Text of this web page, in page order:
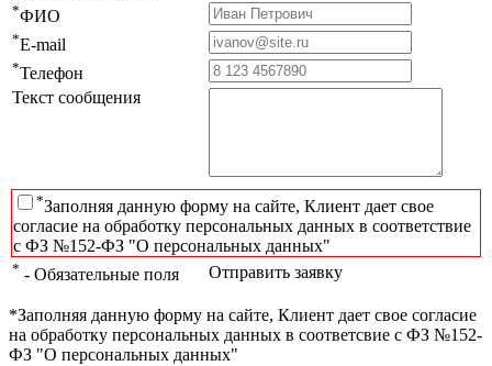
*ФИО
*E-mail
*Телефон
Текст сообщения
*Заполняя данную форму на сайте, Клиент дает свое
согласие на обработку персональных данных в соответствие
с ФЗ №152-ФЗ "О персональных данных"
* - Обязательные поля Отправить заявку
*Заполняя данную форму на сайте, Клиент дает свое согласие
на обработку персональных данных в соответсвие с ФЗ №152-
ФЗ "О персональных данных"